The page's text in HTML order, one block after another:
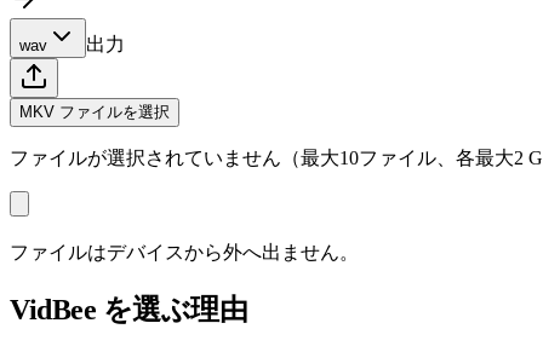
wav 出力
MKV ファイルを選択
ファイルが選択されていません（最大10ファイル、各最大2
ファイルはデバイスから外へ出ません。
VidBee を選ぶ理由